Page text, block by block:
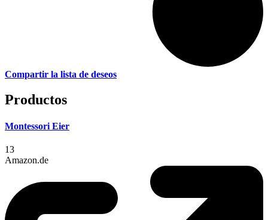
Compartir la lista de deseos
Productos
Montessori Eier
13
Amazon.de